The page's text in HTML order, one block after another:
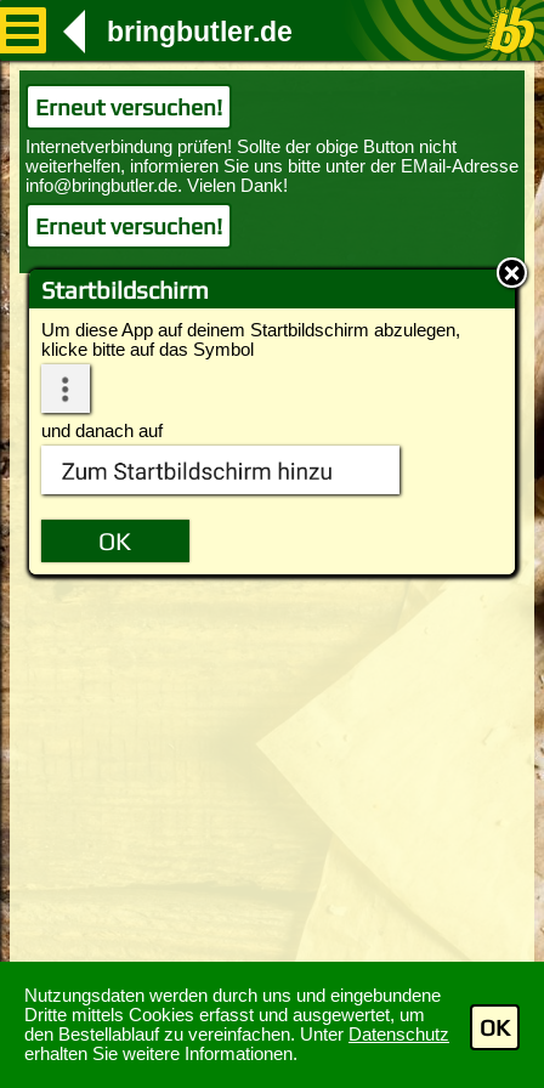
Nutzungsdaten werden durch uns und eingebundene
Dritte mittels Cookies erfasst und ausgewertet, um
den Bestellablauf zu vereinfachen. Unter Datenschutz
erhalten Sie weitere Informationen.
OK
Startbildschirm
Um diese App auf deinem Startbildschirm abzulegen,
klicke bitte auf das Symbol
und danach auf
bringbutler.de
Erneut versuchen!
Erneut versuchen!